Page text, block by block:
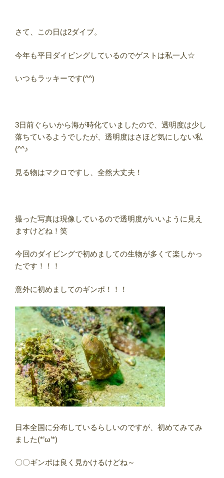
さて、この日は2ダイブ。
今年も平日ダイビングしているのでゲストは私一人☆
いつもラッキーです(^^)
3日前ぐらいから海が時化ていましたので、透明度は少し
落ちているようでしたが、透明度はさほど気にしない私
(^^♪
見る物はマクロですし、全然大丈夫！
撮った写真は現像しているので透明度がいいように見え
ますけどね！笑
今回のダイビングで初めましての生物が多くて楽しかっ
たです！！！
意外に初めましてのギンポ！！！
日本全国に分布しているらしいのですが、初めてみてみ
ました(*’ω’*)
〇〇ギンポは良く見かけるけどね～